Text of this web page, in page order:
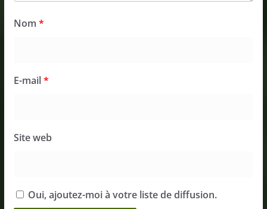
Nom *
E-mail*
Site web
Oui, ajoutez-moi à votre liste de diffusion.